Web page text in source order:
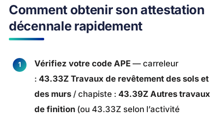
Comment obtenir son attestation
décennale rapidement
Vérifiez votre code APE — carreleur
: 43.33Z Travaux de revêtement des sols et
des murs / chapiste : 43.39Z Autres travaux
de finition (ou 43.33Z selon l’activité